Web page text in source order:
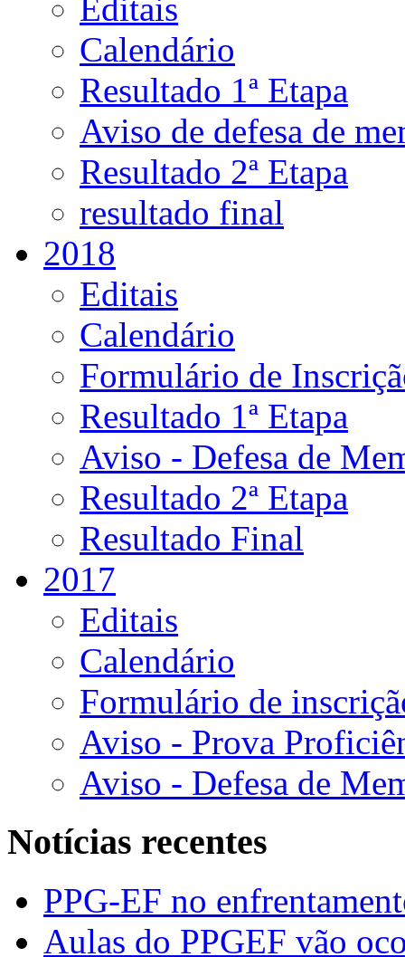
Editais
Calendário
Resultado 1ª Etapa
Aviso de defesa de
Resultado 2ª Etapa
resultado final
2018
Editais
Calendário
Formulário de
Resultado 1ª Etapa
Aviso - Defesa de
Resultado 2ª Etapa
Resultado Final
2017
Editais
Calendário
Formulário de
Aviso - Prova
Aviso - Defesa de
Notícias recentes
PPG-EF no
Aulas do PPGEF vão